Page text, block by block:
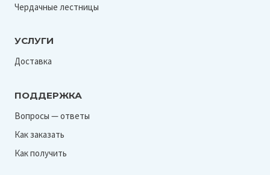
Чердачные лестницы
УСЛУГИ
Доставка
ПОДДЕРЖКА
Вопросы — ответы
Как заказать
Как получить